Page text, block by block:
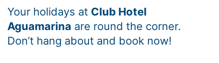
Your holidays at Club Hotel
Aguamarina are round the corner.
Don’t hang about and book now!